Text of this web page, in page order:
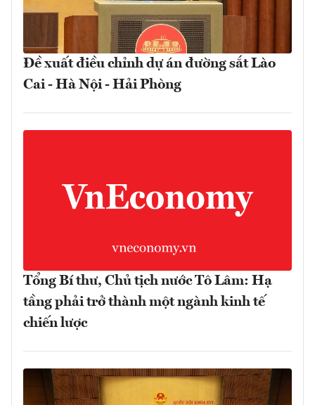
Đề xuất điều chỉnh dự án đường sắt Lào
Cai - Hà Nội - Hải Phòng
Tổng Bí thư, Chủ tịch nước Tô Lâm: Hạ
tầng phải trở thành một ngành kinh tế
chiến lược